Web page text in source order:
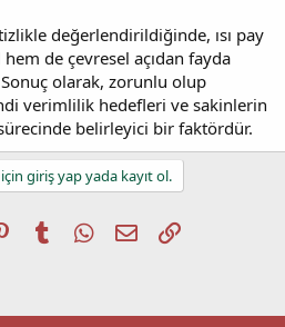
değerlendirildiğinde, ısı pay
de çevresel açıdan fayda
olarak, zorunlu olup
verimlilik hedefleri ve sakinlerin
belirleyici bir faktördür.
giriş yap yada kayıt ol.
PinterestTumblrWhatsApp
E-postaLink